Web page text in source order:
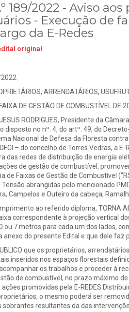
189/2022 - Aviso
- Execução de
da E-Redes
original
2022
ARRENDATÁRIOS,
DE GESTÃO DE COMBUSTÍVEL DE
RODRIGUES, Presidente da
disposto no nº. 4, do artº. 49, do
Nacional de Defesa da Floresta
– do concelho de Torres Vedras, a
das redes de distribuição de energia
de gestão de combustível,
de Faixas de Gestão de Combustível
abrangidas pelo mencionado
Campelos e Outeiro da cabeça,
ao referido diploma, TORNA
correspondente à projeção vertical
ou 7 metros para cada um dos lados,
anexo do presente Edital e que dele faz
que os proprietários,
inseridos nos espaços florestais
os trabalhos e proceder à
de combustível, no prazo máximo
promovidas pela E-REDES
o mesmo poderá ser
sobrantes resultantes da das